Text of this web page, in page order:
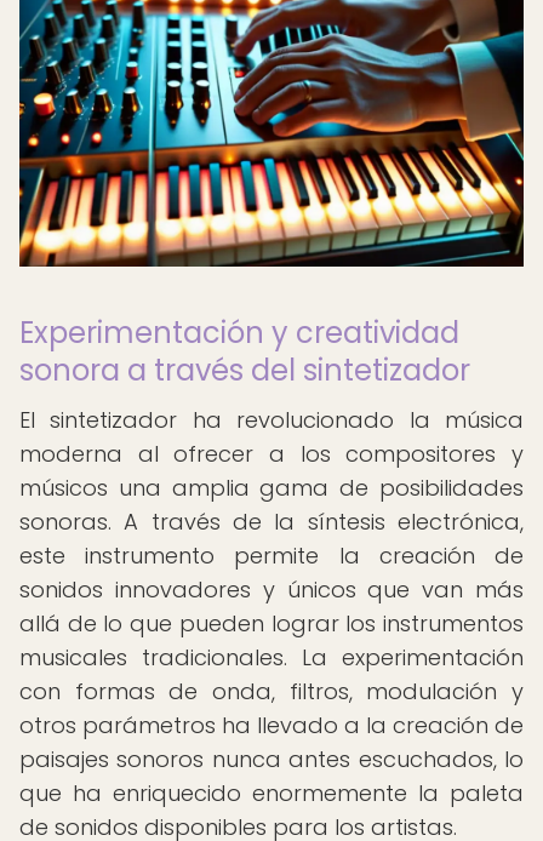
Experimentación y creatividad
sonora a través del sintetizador
El sintetizador ha revolucionado la música
moderna al ofrecer a los compositores y
músicos una amplia gama de posibilidades
sonoras. A través de la síntesis electrónica,
este instrumento permite la creación de
sonidos innovadores y únicos que van más
allá de lo que pueden lograr los instrumentos
musicales tradicionales. La experimentación
con formas de onda, filtros, modulación y
otros parámetros ha llevado a la creación de
paisajes sonoros nunca antes escuchados, lo
que ha enriquecido enormemente la paleta
de sonidos disponibles para los artistas.